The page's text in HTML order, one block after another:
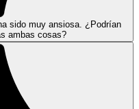
sido muy ansiosa. ¿Podrían
ambas cosas?